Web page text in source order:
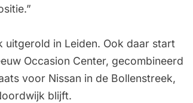
in Leiden. Ook daar start
Occasion Center, gecombineerd
voor Nissan in de Bollenstreek,
blijft.